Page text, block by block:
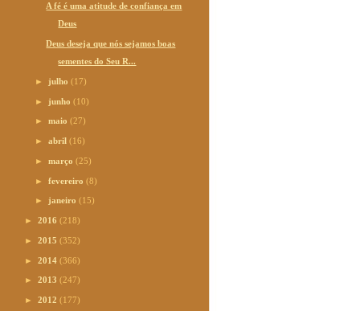
A fé é uma atitude de confiança em
Deus
Deus deseja que nós sejamos boas
sementes do Seu R...
► julho(17)
► junho(10)
►maio(27)
►abril(16)
►março(25)
►fevereiro(8)
► janeiro(15)
► 2016 (218)
► 2015 (352)
► 2014 (366)
► 2013 (247)
► 2012 (177)